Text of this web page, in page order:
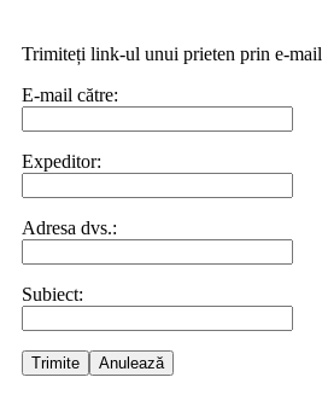
Trimiteți link-ul unui prieten prin e-mail
E-mail către:
Expeditor:
Adresa dvs.:
Subiect:
Trimite Anulează